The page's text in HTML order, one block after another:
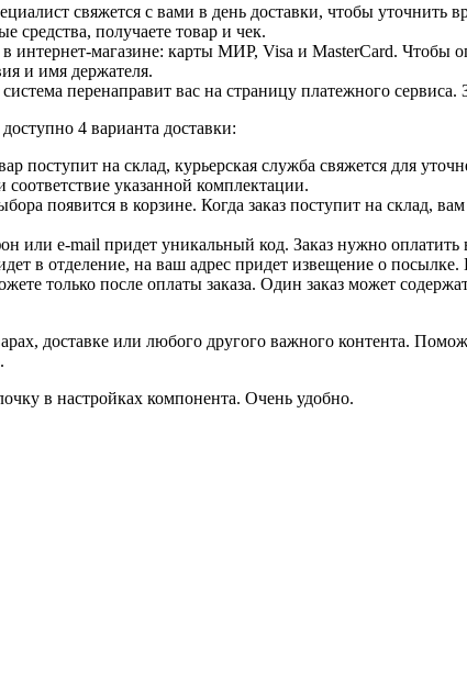
свяжется с вами в день доставки, чтобы
средства, получаете товар и чек.
магазине: карты МИР, Visa и MasterCard. Чтобы
и имя держателя.
перенаправит вас на страницу платежного
4 варианта доставки:
поступит на склад, курьерская служба свяжется для
указанной комплектации.
появится в корзине. Когда заказ поступит на склад,
или e-mail придет уникальный код. Заказ нужно
в отделение, на ваш адрес придет извещение о
только после оплаты заказа. Один заказ может
доставке или любого другого важного контента.
в настройках компонента. Очень удобно.